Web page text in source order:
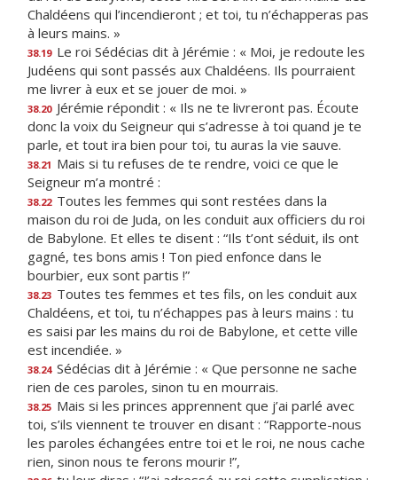
Chaldéens qui l’incendieront ; et toi, tu n’échapperas pas
à leurs mains. »
38.19 Le roi Sédécias dit à Jérémie : « Moi, je redoute les
Judéens qui sont passés aux Chaldéens. Ils pourraient
me livrer à eux et se jouer de moi. »
38.20 Jérémie répondit : « Ils ne te livreront pas. Écoute
donc la voix du Seigneur qui s’adresse à toi quand je te
parle, et tout ira bien pour toi, tu auras la vie sauve.
38.21 Mais si tu refuses de te rendre, voici ce que le
Seigneur m’a montré :
38.22 Toutes les femmes qui sont restées dans la
maison du roi de Juda, on les conduit aux officiers du roi
de Babylone. Et elles te disent : “Ils t’ont séduit, ils ont
gagné, tes bons amis ! Ton pied enfonce dans le
bourbier, eux sont partis !”
38.23 Toutes tes femmes et tes fils, on les conduit aux
Chaldéens, et toi, tu n’échappes pas à leurs mains : tu
es saisi par les mains du roi de Babylone, et cette ville
est incendiée. »
38.24 Sédécias dit à Jérémie : « Que personne ne sache
rien de ces paroles, sinon tu en mourrais.
38.25 Mais si les princes apprennent que j’ai parlé avec
toi, s’ils viennent te trouver en disant : “Rapporte-nous
les paroles échangées entre toi et le roi, ne nous cache
rien, sinon nous te ferons mourir !”,